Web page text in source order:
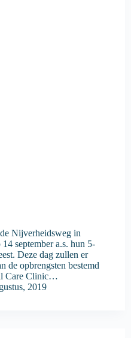
Nijverheidsweg in
september a.s. hun 5-
Deze dag zullen er
de opbrengsten bestemd
Care Clinic…
2019